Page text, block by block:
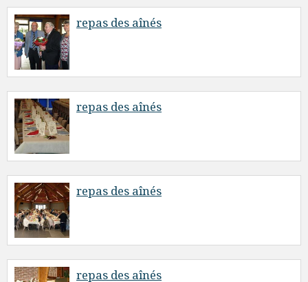
repas des aînés
repas des aînés
repas des aînés
repas des aînés